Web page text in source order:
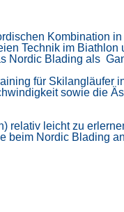
Kombination
Technik im
Nordic Blading als
für Skilangläufer
sowie die
relativ leicht zu
beim Nordic Blading